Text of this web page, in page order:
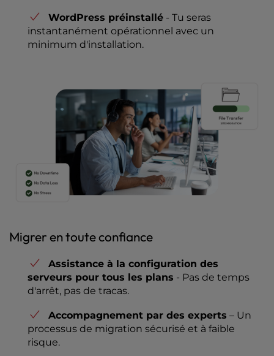
WordPress préinstallé - Tu seras
instantanément opérationnel avec un
minimum d'installation.
Migrer en toute confiance
Assistance à la configuration des
serveurs pour tous les plans - Pas de temps
d'arrêt, pas de tracas.
Accompagnement par des experts – Un
processus de migration sécurisé et à faible
risque.